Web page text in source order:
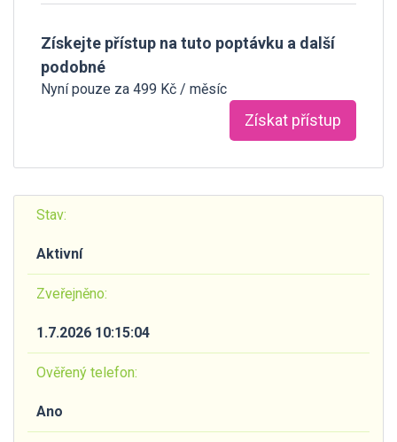
Získejte přístup na tuto poptávku a další
podobné
Nyní pouze za 499 Kč / měsíc
Získat přístup
Stav:
Aktivní
Zveřejněno:
1.7.2026 10:15:04
Ověřený telefon:
Ano